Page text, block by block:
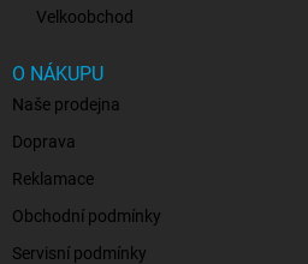
Velkoobchod
O NÁKUPU
Naše prodejna
Doprava
Reklamace
Obchodní podmínky
Servisní podmínky